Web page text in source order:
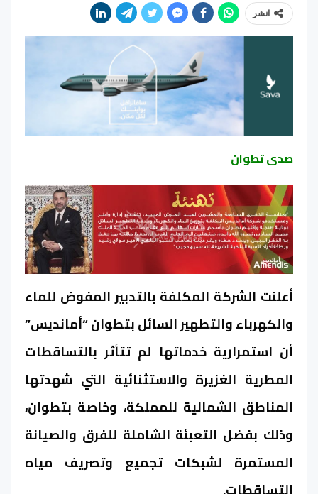
انشر
صدى تطوان
أعلنت الشركة المكلفة بالتدبير المفوض للماء
والكهرباء والتطهير السائل بتطوان “أمانديس”
أن استمرارية خدماتها لم تتأثر بالتساقطات
المطرية الغزيرة والاستثنائية التي شهدتها
المناطق الشمالية للمملكة، وخاصة بتطوان،
وذلك بفضل التعبئة الشاملة للفرق والصيانة
المستمرة لشبكات تجميع وتصريف مياه